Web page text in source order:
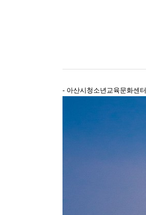
- 아산시청소년교육문화센터